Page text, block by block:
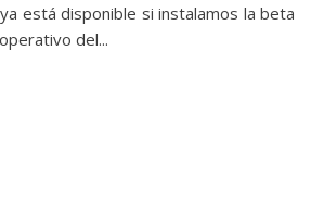
está disponible si instalamos la beta
del...